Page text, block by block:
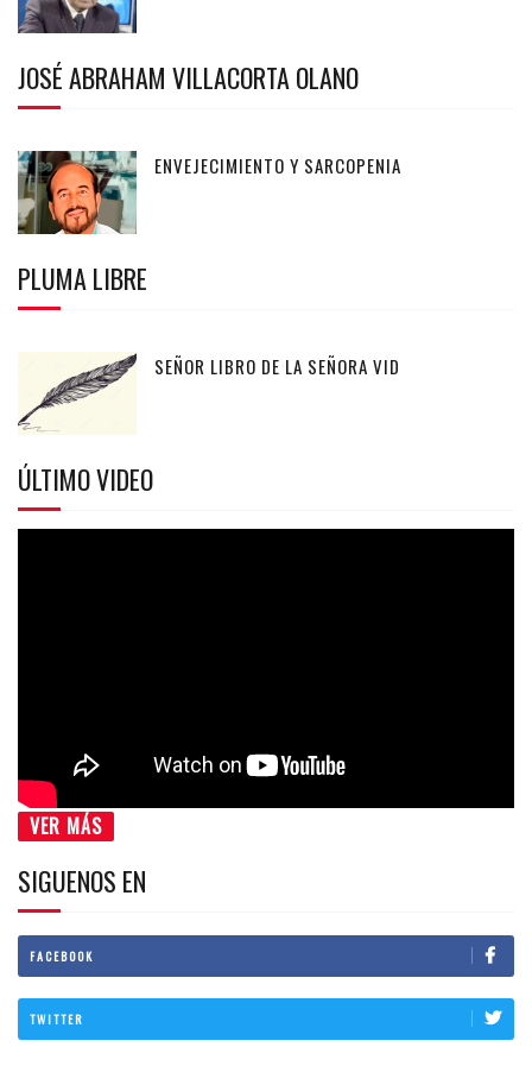
JOSÉ ABRAHAM VILLACORTA OLANO
ENVEJECIMIENTO Y SARCOPENIA
PLUMA LIBRE
SEÑOR LIBRO DE LA SEÑORA VID
ÚLTIMO VIDEO
VER MÁS
SIGUENOS EN
FACEBOOK
TWITTER